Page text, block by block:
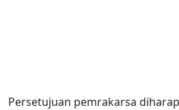
Persetujuan pemrakarsa